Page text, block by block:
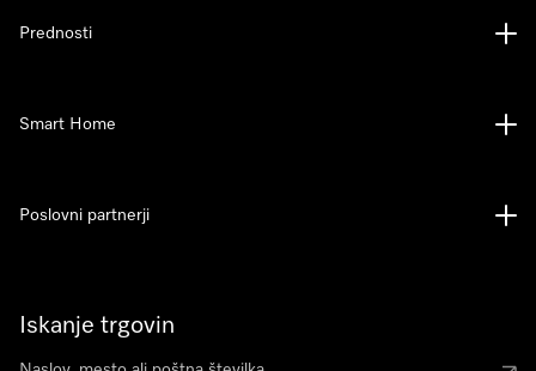
Iskanje trgovin
Prednosti
Smart Home
Poslovni partnerji